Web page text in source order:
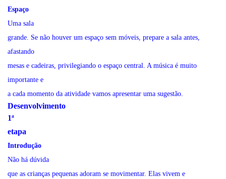
Espaço
Uma sala
grande. Se não houver um espaço sem móveis, prepare a sala antes,
afastando
mesas e cadeiras, privilegiando o espaço central. A música é muito
importante e
a cada momento da atividade vamos apresentar uma sugestão.
Desenvolvimento
1ª
etapa
Introdução
Não há dúvida
que as crianças pequenas adoram se movimentar. Elas vivem e